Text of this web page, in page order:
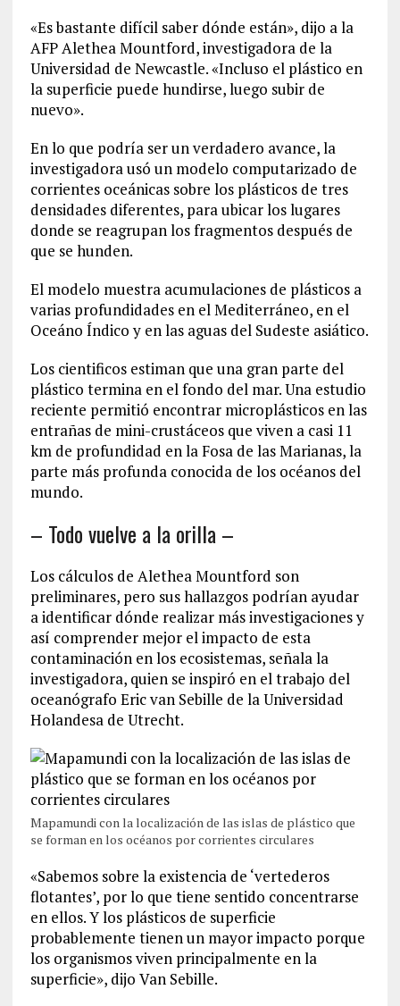
«Es bastante difícil saber dónde están», dijo a la
AFP Alethea Mountford, investigadora de la
Universidad de Newcastle. «Incluso el plástico en
la superficie puede hundirse, luego subir de
nuevo».
En lo que podría ser un verdadero avance, la
investigadora usó un modelo computarizado de
corrientes oceánicas sobre los plásticos de tres
densidades diferentes, para ubicar los lugares
donde se reagrupan los fragmentos después de
que se hunden.
El modelo muestra acumulaciones de plásticos a
varias profundidades en el Mediterráneo, en el
Oceáno Índico y en las aguas del Sudeste asiático.
Los cientificos estiman que una gran parte del
plástico termina en el fondo del mar. Una estudio
reciente permitió encontrar microplásticos en las
entrañas de mini-crustáceos que viven a casi 11
km de profundidad en la Fosa de las Marianas, la
parte más profunda conocida de los océanos del
mundo.
– Todo vuelve a la orilla –
Los cálculos de Alethea Mountford son
preliminares, pero sus hallazgos podrían ayudar
a identificar dónde realizar más investigaciones y
así comprender mejor el impacto de esta
contaminación en los ecosistemas, señala la
investigadora, quien se inspiró en el trabajo del
oceanógrafo Eric van Sebille de la Universidad
Holandesa de Utrecht.
Mapamundi con la localización de las islas de plástico que
se forman en los océanos por corrientes circulares
«Sabemos sobre la existencia de ‘vertederos
flotantes’, por lo que tiene sentido concentrarse
en ellos. Y los plásticos de superficie
probablemente tienen un mayor impacto porque
los organismos viven principalmente en la
superficie», dijo Van Sebille.